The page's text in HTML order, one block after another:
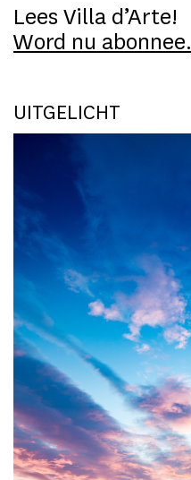
Lees Villa d’Arte!
Word nu abonnee.
UITGELICHT